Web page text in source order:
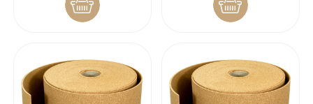
KOSZYKA KOSZYKA